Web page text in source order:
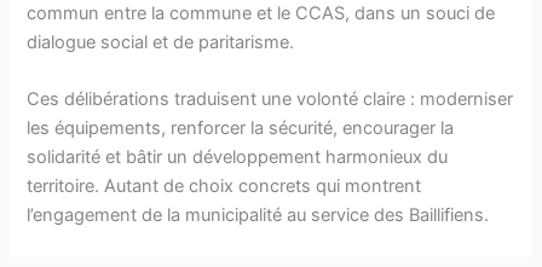
commun entre la commune et le CCAS, dans un souci de
dialogue social et de paritarisme.
Ces délibérations traduisent une volonté claire : moderniser
les équipements, renforcer la sécurité, encourager la
solidarité et bâtir un développement harmonieux du
territoire. Autant de choix concrets qui montrent
l’engagement de la municipalité au service des Baillifiens.